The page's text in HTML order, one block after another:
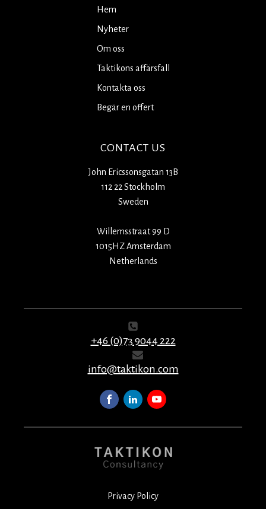
Hem
Nyheter
Om oss
Taktikons affärsfall
Kontakta oss
Begär en offert
CONTACT US
John Ericssonsgatan 13B
112 22 Stockholm
Sweden
Willemsstraat 99 D
1015HZ Amsterdam
Netherlands
+46 (0)73 9044 222
info@taktikon.com
Privacy Policy